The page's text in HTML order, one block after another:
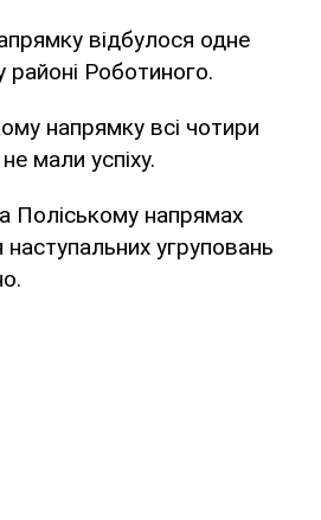
відбулося одне
районі Роботиного.
напрямку всі чотири
мали успіху.
Поліському напрямах
угруповань